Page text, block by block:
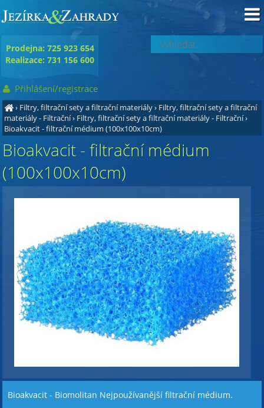
› Filtry, filtrační sety a filtrační materiály› Filtry, filtrační sety a filtrační
materiály - Filtrační› Filtry, filtrační sety a filtrační materiály - Filtrační›
Bioakvacit - filtrační médium (100x100x10cm)
Bioakvacit - filtrační médium
(100x100x10cm)
Bioakvacit - Biomolitan Nejpoužívanější filtrační médium.
Prodejna: 725 923 654
Realizace: 731 156 600
Přihlášení/registrace